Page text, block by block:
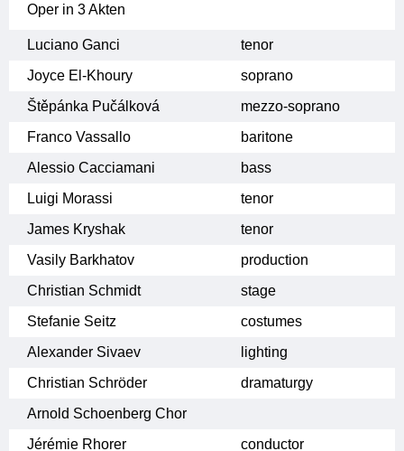
Oper in 3 Akten
Luciano Ganci
tenor
Joyce El-Khoury
soprano
Štěpánka Pučálková
mezzo-soprano
Franco Vassallo
baritone
Alessio Cacciamani
bass
Luigi Morassi
tenor
James Kryshak
tenor
Vasily Barkhatov
production
Christian Schmidt
stage
Stefanie Seitz
costumes
Alexander Sivaev
lighting
Christian Schröder
dramaturgy
Arnold Schoenberg Chor
Jérémie Rhorer
conductor